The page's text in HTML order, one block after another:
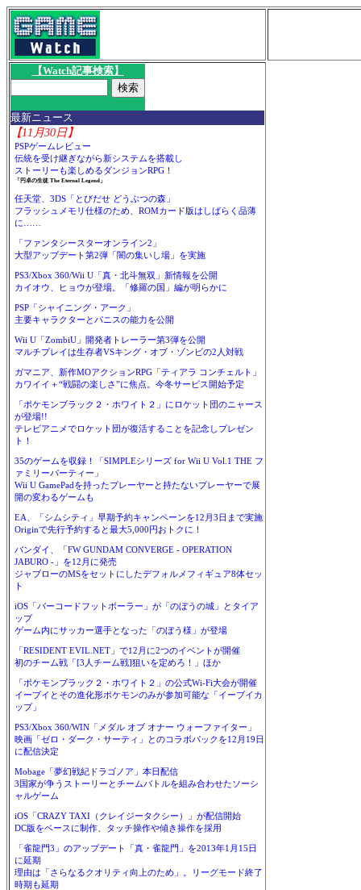
【Watch記事検索】
最新ニュース
【11月30日】
PSPゲームレビュー
伝統を受け継ぎながら新システムを搭載し
ストーリーも楽しめるダンジョンRPG！
「円卓の生徒 The Eternal Legend」
任天堂、3DS「とびだせ どうぶつの森」
フラッシュメモリ仕様のため、ROMカード版はしばらく品薄
に……
「ファンタシースターオンライン2」
大型アップデート第2弾「闇の集いし場」を実施
PS3/Xbox 360/Wii U「真・北斗無双」新情報を公開
カイオウ、ヒョウが登場。「修羅の国」編が明らかに
PSP「シャイニング・アーク」
主要キャラクターとパニスの能力を公開
Wii U「ZombiU」開発者トレーラー第3弾を公開
マルチプレイは生存者VSキング・オブ・ゾンビの2人対戦
ガマニア、新作MOアクションRPG「ティアラ コンチェルト」
カワイイ＋“戦闘の楽しさ”に焦点。今冬サービス開始予定
「ポケモンブラック２・ホワイト２」にロケット団のニャース
が登場!!
テレビアニメでロケット団が復活することを記念しプレゼン
ト！
35のゲームを収録！「SIMPLEシリーズ for Wii U Vol.1 THE フ
ァミリーパーティー」
Wii U GamePadを持ったプレーヤーと持たないプレーヤーで展
開の変わるゲームも
EA、「シムシティ」早期予約キャンペーンを12月3日まで実施
Originで先行予約すると最大5,000円おトクに！
バンダイ、「FW GUNDAM CONVERGE - OPERATION
JABURO -」を12月に発売
ジャブローのMSをセットにしたデフォルメフィギュア8体セッ
ト
iOS「バーコードフットボーラー」が「のぼうの城」とタイア
ップ
ゲーム内にサッカー選手となった「のぼう様」が登場
「RESIDENT EVIL.NET」で12月に2つのイベントが開催
初のチーム戦「[3人チーム戦]狙いを定めろ！」ほか
「ポケモンブラック２・ホワイト２」の公式Wi-Fi大会が開催
イーブイとその進化形ポケモンのみが参加可能な「イーブイカ
ップ」
PS3/Xbox 360/WIN「メダル オブ オナー ウォーファイター」
映画「ゼロ・ダーク・サーティ」とのコラボパックを12月19日
に配信決定
Mobage「夢幻戦紀ドラゴノア」本日配信
3国家が争うストーリーとチームバトルを組み合わせたソーシ
ャルゲーム
iOS「CRAZY TAXI（クレイジータクシー）」が配信開始
DC版をベースに制作、タッチ操作や傾き操作を採用
「雀龍門3」のアップデート「真・雀龍門」を2013年1月15日
に延期
理由は「さらなるクオリティ向上のため」。リーグモード終了
時期も延期